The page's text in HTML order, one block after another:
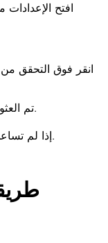
افتح
تم العثور على التحديث الجديد - قم بالتثبيت الآن.
إذا لم تساعدك هذه الطريقة ، فاستخدم الطريقة التالية.